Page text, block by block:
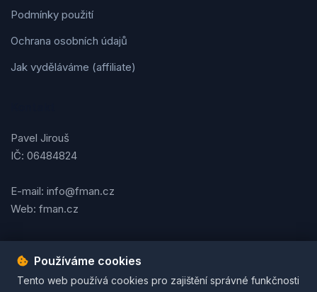
Podmínky použití
Ochrana osobních údajů
Jak vyděláváme (affiliate)
Pavel Jirouš
IČ: 06484824
E-mail: info@fman.cz
Web: fman.cz
Podmínky použitíOchrana osobních údajůCookies
Používáme cookies
Tento web používá cookies pro zajištění správné funkčnosti